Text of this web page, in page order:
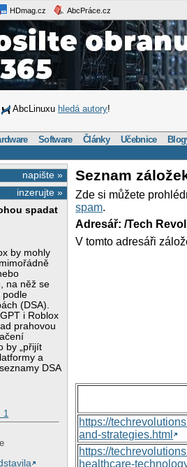
HDmag.cz AbcPráce.cz
AbcLinuxu hledá autory!
Software Články Učebnice
napište »
inzerujte »
spadat
by mohly
mimořádně
na něž se
podle
(DSA).
i Roblox
prahovou
by „přijít
a
DSA
1
Seznam
Zde si můžete
spam.
Adresář: /Tech
V tomto adresáři
https://
and-strategies.html
https://
healthcare-